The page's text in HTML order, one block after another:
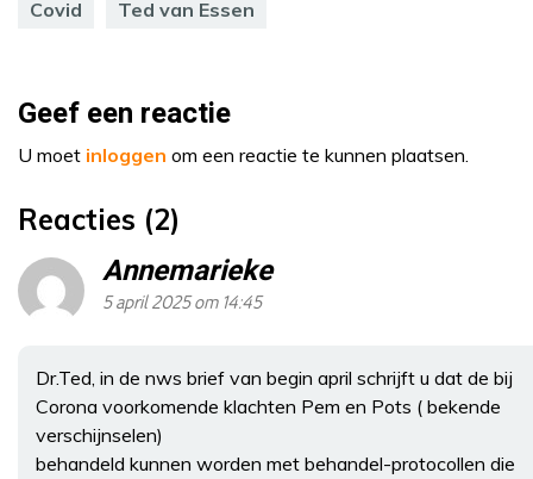
Covid Ted van Essen
Geef een reactie
U moet inloggen om een reactie te kunnen plaatsen.
Reacties (2)
Annemarieke
5 april 2025 om 14:45
Dr.Ted, in de nws brief van begin april schrijft u dat de bij
Corona voorkomende klachten Pem en Pots ( bekende
verschijnselen)
behandeld kunnen worden met behandel-protocollen die